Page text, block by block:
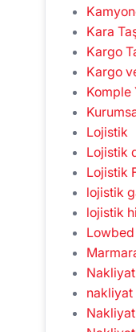
Kara
Kargo
Kargo
Komple
Lojistik
Lojistik
Lojistik
lojistik
lojistik
Lowbed
Nakliyat
nakliyat
Nakliyat